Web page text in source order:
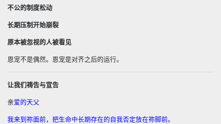
不公的制度松动
长期压制开始崩裂
原本被忽视的人被看见
恩宠不是偶然。恩宠是对齐之后的运行。
让我们祷告与宣告
亲爱的天父
我来到祢面前，把生命中长期存在的自我否定放在祢脚前。